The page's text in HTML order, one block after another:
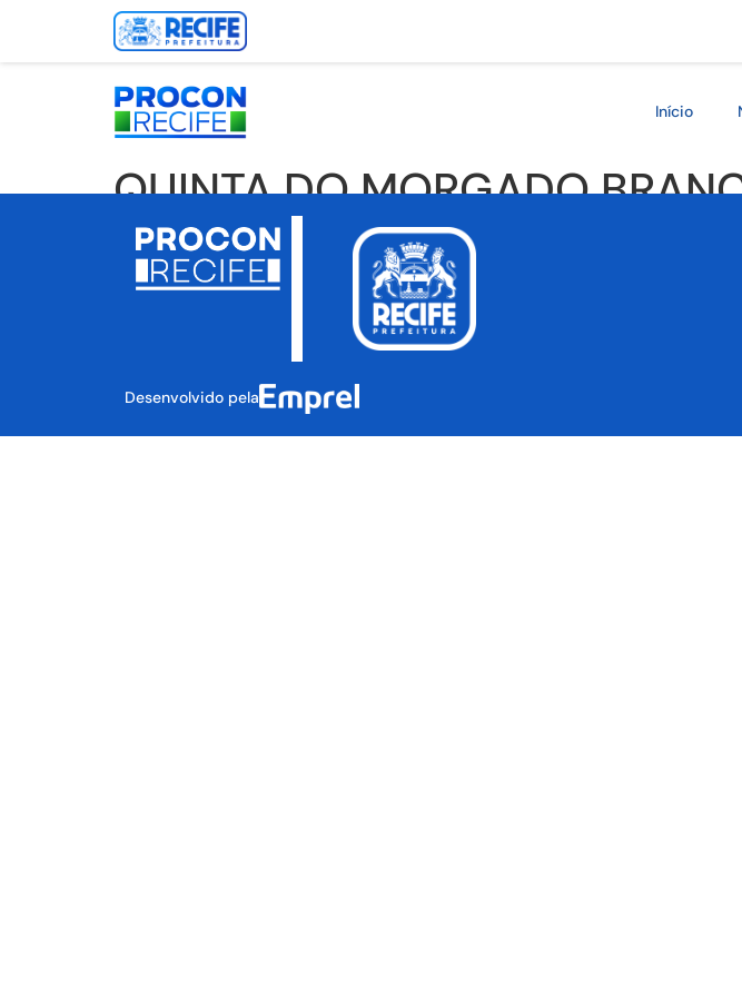
Início
QUINTA DO MORGADO
Desenvolvido pela